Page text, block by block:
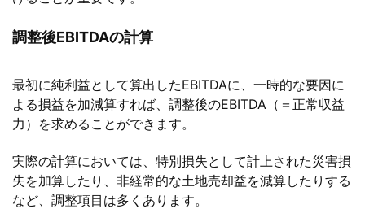
調整後EBITDAの計算
最初に純利益として算出したEBITDAに、一時的な要因に
よる損益を加減算すれば、調整後のEBITDA（＝正常収益
力）を求めることができます。
実際の計算においては、特別損失として計上された災害損
失を加算したり、非経常的な土地売却益を減算したりする
など、調整項目は多くあります。